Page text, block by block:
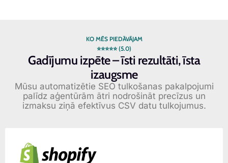
KO MĒS PIEDĀVĀJAM
⭐⭐⭐⭐⭐ (5.0)
Gadījumu izpēte – īsti rezultāti, īsta
izaugsme
Mūsu automatizētie SEO tulkošanas pakalpojumi
palīdz aģentūrām ātri nodrošināt precīzus un
izmaksu ziņā efektīvus CSV datu tulkojumus.